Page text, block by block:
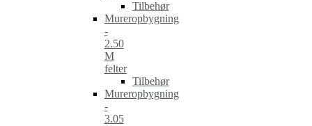
Tilbehør
Mureropbygning
-
2.50
M
felter
Tilbehør
Mureropbygning
-
3.05